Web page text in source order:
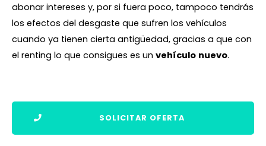
abonar intereses y, por si fuera poco, tampoco tendrás
los efectos del desgaste que sufren los vehículos
cuando ya tienen cierta antigüedad, gracias a que con
el renting lo que consigues es un vehículo nuevo.
SOLICITAR OFERTA